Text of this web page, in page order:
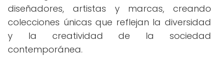
diseñadores, artistas y marcas, creando
colecciones únicas que reflejan la diversidad
y la creatividad de la sociedad
contemporánea.